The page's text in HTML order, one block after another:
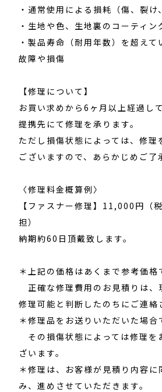
・通常使用による損耗（傷、裂け
・生地や色、生地裏のコーティン
・製品寿命（耐用年数）を超え
故障や損傷
【修理について】
お買い求めから6ヶ月以上経過し
提携先にて修理を承ります。
ただし損傷状態によっては、修理
ございますので、あらかじめご了
〈修理料金概算例〉
【ファスナー修理】11,000円（
担）
納期約60日頂戴致します。
＊上記の価格はあくまで参考価格
正確な修理費用のお見積りは、
修理可能と判断したのちにご連絡
＊修理品をお送りいただいた場合
その損傷状態によっては修理を
ざいます。
＊修理は、お客様が見積り内容に
み、進めさせていただきます。